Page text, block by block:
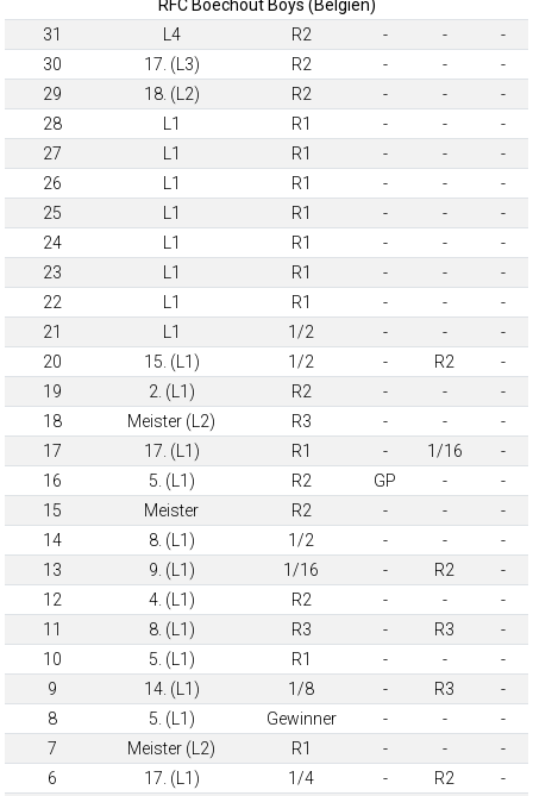
RFC Boechout Boys (Belgien)
31
L4 R2 - -
-
30
17. (L3) R2 - -
-
29
18. (L2) R2 - -
-
28
L1 R1 - -
-
27
L1 R1 - -
-
26
L1 R1 - -
-
25
L1 R1 - -
-
24
L1 R1 - -
-
23
L1 R1 - -
-
22
L1 R1 - -
-
21
L1 1/2 - -
-
20
15. (L1) 1/2 - R2
-
19
2. (L1) R2 - -
-
18
Meister (L2) R3 - -
-
17
17. (L1) R1 - 1/16
-
16
5. (L1) R2 GP -
-
15
Meister R2 - -
-
14
8. (L1) 1/2 - -
-
13
9. (L1) 1/16 - R2
-
12
4. (L1) R2 - -
-
11
8. (L1) R3 - R3
-
10
5. (L1) R1 - -
-
9
14. (L1) 1/8 - R3
-
8
5. (L1) Gewinner - -
-
7
Meister (L2) R1 - -
-
6
17. (L1) 1/4 - R2
-